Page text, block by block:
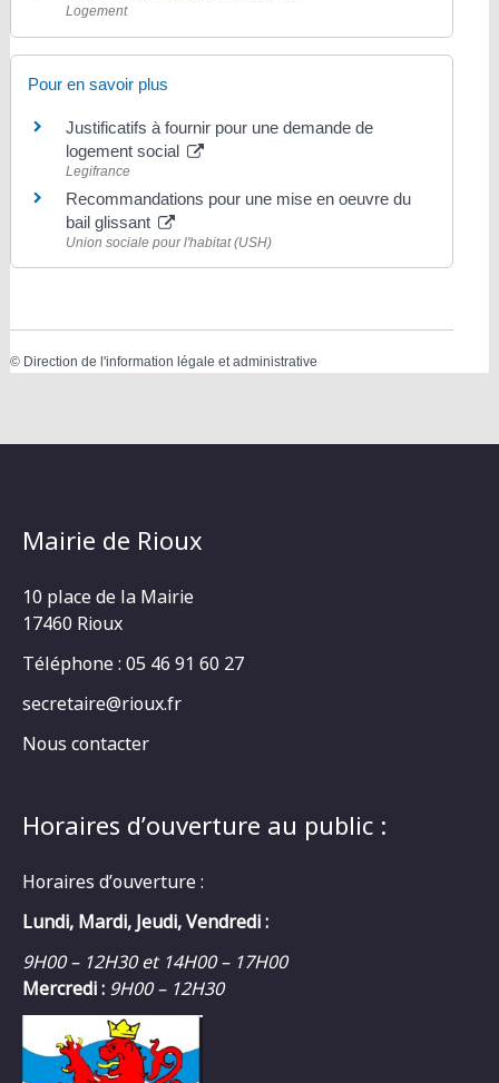
Logement
Pour en savoir plus
Justificatifs à fournir pour une demande de
logement social
Legifrance
Recommandations pour une mise en oeuvre du
bail glissant
Union sociale pour l'habitat (USH)
© Direction de l'information légale et administrative
Mairie de Rioux
10 place de la Mairie
17460 Rioux
Téléphone : 05 46 91 60 27
secretaire@rioux.fr
Nous contacter
Horaires d’ouverture au public :
Horaires d’ouverture :
Lundi, Mardi, Jeudi, Vendredi :
9H00 – 12H30 et 14H00 – 17H00
Mercredi : 9H00 – 12H30